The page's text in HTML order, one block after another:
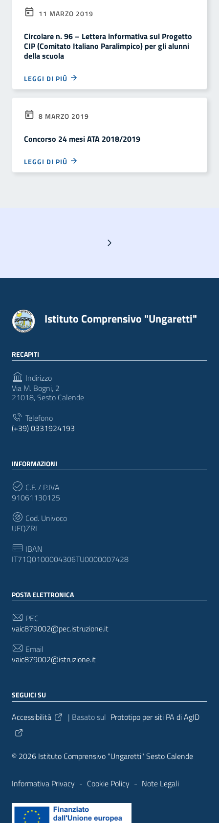
11 MARZO 2019
Circolare n. 96 – Lettera informativa sul Progetto
CIP (Comitato Italiano Paralimpico) per gli alunni
della scuola
LEGGI DI PIÙ
8 MARZO 2019
Concorso 24 mesi ATA 2018/2019
LEGGI DI PIÙ
Pagina successiva
Istituto Comprensivo "Ungaretti"
RECAPITI
Indirizzo
Via M. Bogni, 2
21018, Sesto Calende
Telefono
(+39) 0331924193
INFORMAZIONI
C.F. / P.IVA
91061130125
Cod. Univoco
UFQZRI
IBAN
IT71Q0100004306TU0000007428
POSTA ELETTRONICA
PEC
vaic879002@pec.istruzione.it
Email
vaic879002@istruzione.it
SEGUICI SU
Sezione Link Utili
Accessibilità | Basato sul Prototipo per siti PA di AgID
© 2026 Istituto Comprensivo "Ungaretti" Sesto Calende
Informativa Privacy - Cookie Policy - Note Legali